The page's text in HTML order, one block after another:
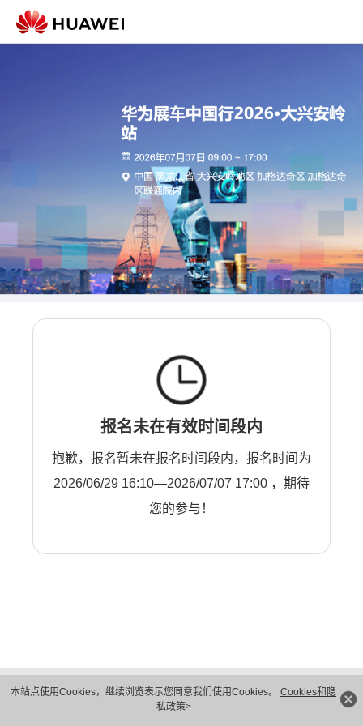
本站点使用Cookies，继续浏览表示您同意我们使用Cookies。 Cookies和隐
私政策>
报名未在有效时间段内
抱歉，报名暂未在报名时间段内，报名时间为
2026/06/29 16:10—2026/07/07 17:00 ，期待
您的参与！
隐私保护
法律声明